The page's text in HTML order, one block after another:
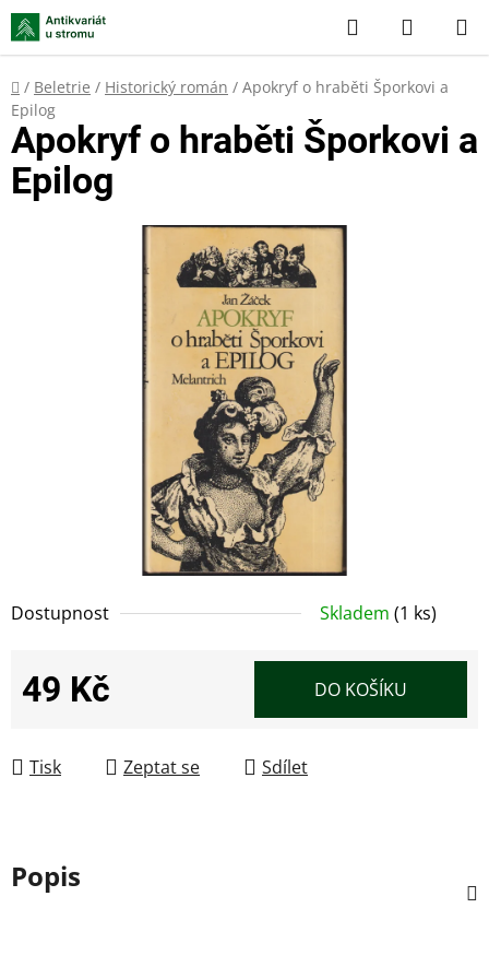
Přejít
na
obsah
Hledat
KOŠÍK
Domů
/ Beletrie / Historický román / Apokryf o hraběti Šporkovi a
Epilog
Dostupnost Skladem (1 ks)
49 Kč DO KOŠÍKU
Tisk Zeptat se Sdílet
Apokryf o hraběti Šporkovi a
Epilog
Popis